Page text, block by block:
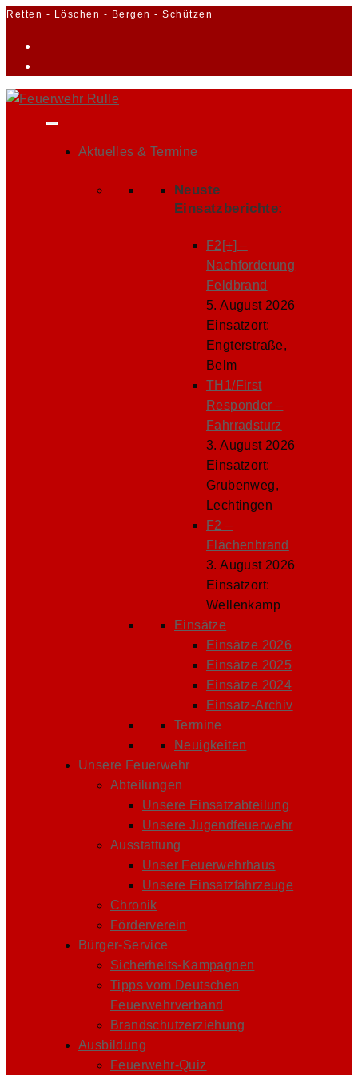
Zum
Retten - Löschen - Bergen - Schützen
Aktuelles & Termine
Neuste
Einsatzberichte:
F2[+] –
Nachforderung
Feldbrand
5. August 2026
Einsatzort:
Engterstraße,
Belm
TH1/First
Responder –
Fahrradsturz
3. August 2026
Einsatzort:
Grubenweg,
Lechtingen
F2 –
Flächenbrand
3. August 2026
Einsatzort:
Wellenkamp
Einsätze
Einsätze 2026
Einsätze 2025
Einsätze 2024
Einsatz-Archiv
Termine
Neuigkeiten
Unsere Feuerwehr
Abteilungen
Unsere Einsatzabteilung
Unsere Jugendfeuerwehr
Ausstattung
Unser Feuerwehrhaus
Unsere Einsatzfahrzeuge
Chronik
Förderverein
Bürger-Service
Sicherheits-Kampagnen
Tipps vom Deutschen
Feuerwehrverband
Brandschutzerziehung
Ausbildung
Feuerwehr-Quiz